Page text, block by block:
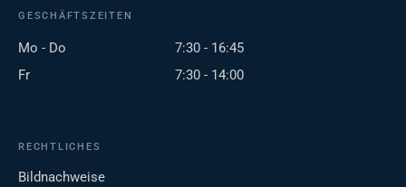
GESCHÄFTSZEITEN
Mo - Do
7:30 - 16:45
Fr
7:30 - 14:00
RECHTLICHES
Bildnachweise